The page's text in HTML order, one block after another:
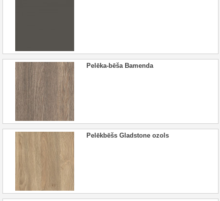
Pelēka-bēša Bamenda
Pelēkbēšs Gladstone ozols